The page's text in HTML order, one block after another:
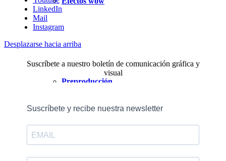
Preproducción
LinkedIn
Mail
Instagram
Desplazarse hacia arriba
Suscríbete a nuestro boletín de comunicación gráfica y
visual